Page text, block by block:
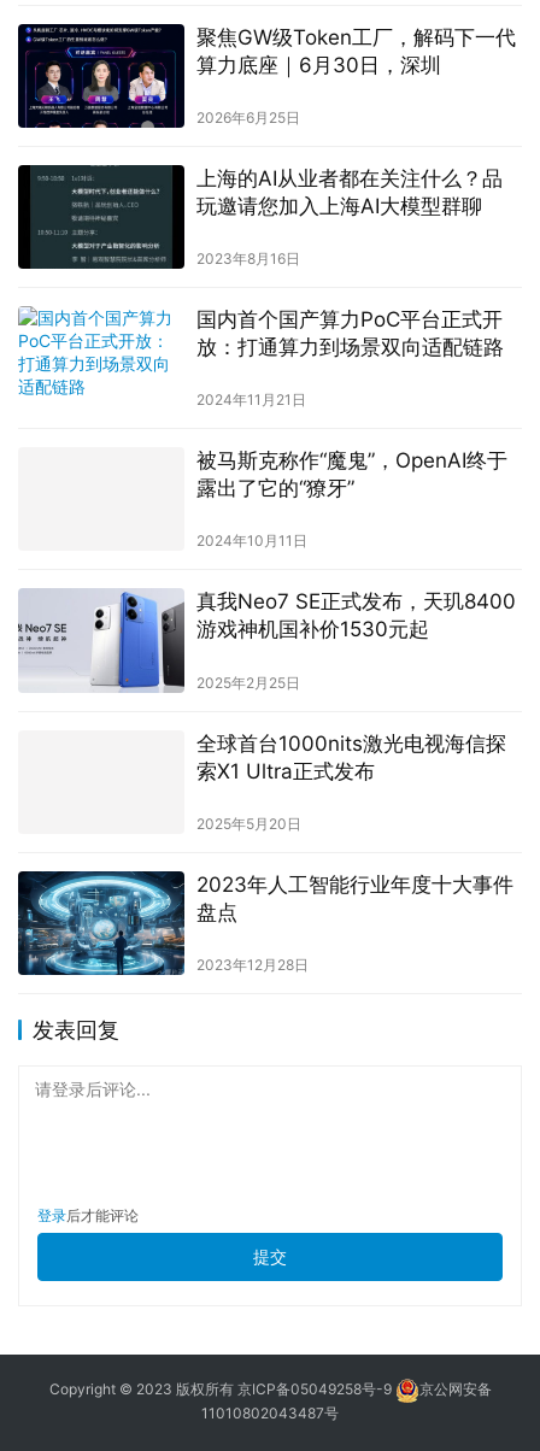
聚焦GW级Token工厂，解码下一代
算力底座｜6月30日，深圳
2026年6月25日
上海的AI从业者都在关注什么？品
玩邀请您加入上海AI大模型群聊
2023年8月16日
国内首个国产算力PoC平台正式开
放：打通算力到场景双向适配链路
2024年11月21日
被马斯克称作“魔鬼”，OpenAI终于
露出了它的“獠牙”
2024年10月11日
真我Neo7 SE正式发布，天玑8400
游戏神机国补价1530元起
2025年2月25日
全球首台1000nits激光电视海信探
索X1 Ultra正式发布
2025年5月20日
2023年人工智能行业年度十大事件
盘点
2023年12月28日
发表回复
请登录后评论...
登录后才能评论
提交
Copyright © 2023 版权所有 京ICP备05049258号-9
京公网安备
11010802043487号